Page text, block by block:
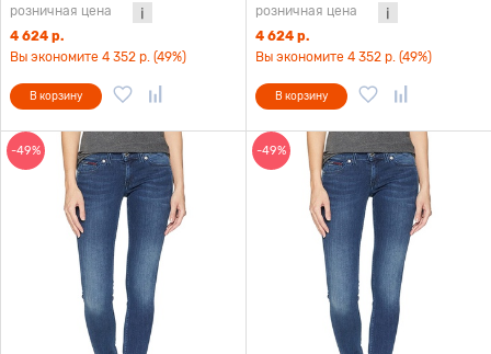
розничная цена
4 624 р.
Вы экономите 4 352 р. (49%)
В корзину
розничная цена
4 624 р.
Вы экономите 4 352 р. (49%)
В корзину
-49% -49%